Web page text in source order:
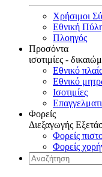
Χρήσιμοι
Εθνική
Πλοηγός
Προσόντα
ισοτιμίες -
Εθνικό
Εθνικό
Ισοτιμίες
Φορείς
Διεξαγωγής
Φορείς
Φορείς